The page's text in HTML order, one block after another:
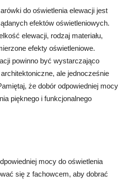
do oświetlenia elewacji jest
efektów oświetleniowych.
elewacji, rodzaj materiału,
efekty oświetleniowe.
powinno być wystarczająco
ale jednocześnie
że dobór odpowiedniej mocy
pięknego i funkcjonalnego
mocy do oświetlenia
się z fachowcem, aby dobrać